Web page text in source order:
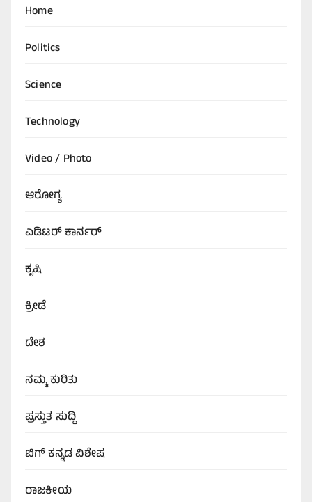
Home
Politics
Science
Technology
Video / Photo
ಆರೋಗ್ಯ
ಎಡಿಟರ್‌ ಕಾರ್ನರ್
ಕೃಷಿ
ಕ್ರೀಡೆ
ದೇಶ
ನಮ್ಮ ಕುರಿತು
ಪ್ರಸ್ತುತ ಸುದ್ದಿ
ಬಿಗ್‌ ಕನ್ನಡ ವಿಶೇಷ
ರಾಜಕೀಯ